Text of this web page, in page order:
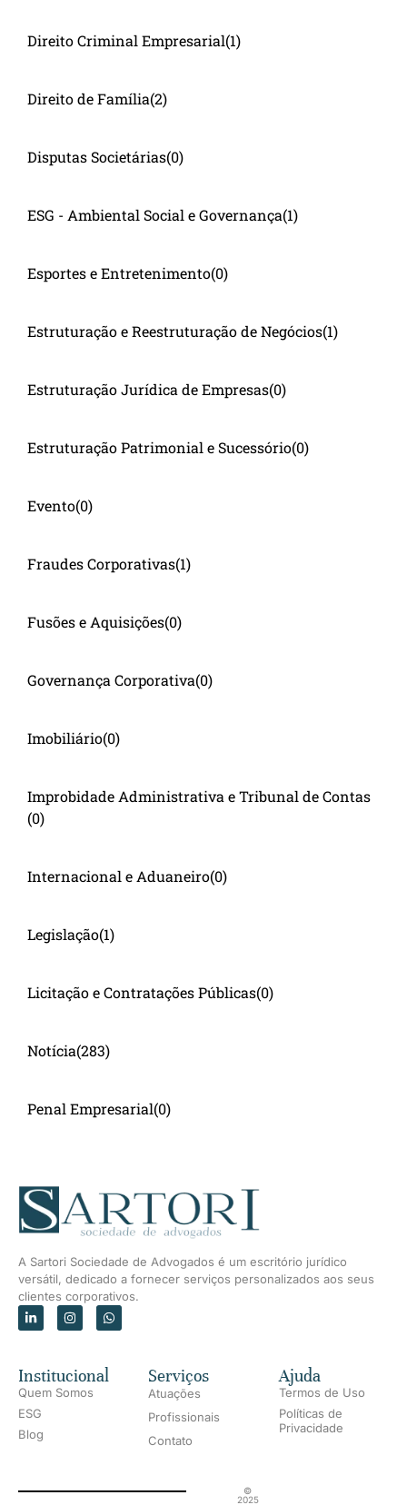
Direito Criminal Empresarial(1)
Direito de Família(2)
Disputas Societárias(0)
ESG - Ambiental Social e Governança(1)
Esportes e Entretenimento(0)
Estruturação e Reestruturação de Negócios(1)
Estruturação Jurídica de Empresas(0)
Estruturação Patrimonial e Sucessório(0)
Evento(0)
Fraudes Corporativas(1)
Fusões e Aquisições(0)
Governança Corporativa(0)
Imobiliário(0)
Improbidade Administrativa e Tribunal de Contas
(0)
Internacional e Aduaneiro(0)
Legislação(1)
Licitação e Contratações Públicas(0)
Notícia(283)
Penal Empresarial(0)
A Sartori Sociedade de Advogados é um escritório jurídico
versátil, dedicado a fornecer serviços personalizados aos seus
clientes corporativos.
Institucional
Quem Somos
ESG
Blog
Serviços
Atuações
Profissionais
Contato
Ajuda
Termos de Uso
Políticas de
Privacidade
©
2025